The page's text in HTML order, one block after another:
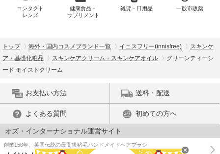
コンタクト
レンズ
健康食品・
サプリメント
雑貨・日用品 一般市販薬
トップ 海外・国内コスメブランド一覧 イニスフリー(innisfree)
スキンケ
ア・基礎化粧品
スキンケアクリーム・スキンケアオイル
グリーンティーシ
ード モイストクリーム
お支払い方法 送料・配送
よくある質問 初めての方へ
オズ・インターナショナル運営サイト
創業150年、英国伝統の最高級猪毛ハンドメイドヘアブラシ